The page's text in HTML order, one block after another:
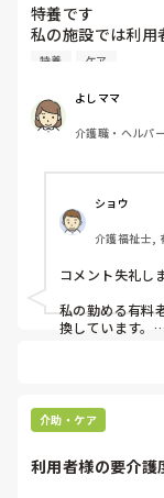
特養です
私の施設では利用
す、みなさんの
特養 ケア
よしママ
介護職・ヘルパ
ショウ
介護福祉士,
コメント失礼し
私の勤める有料
換しています。
関してはご本人
ゃるため、状態
の事情に合わせ
他の施設での対
介助・ケア
利用者様の要介護